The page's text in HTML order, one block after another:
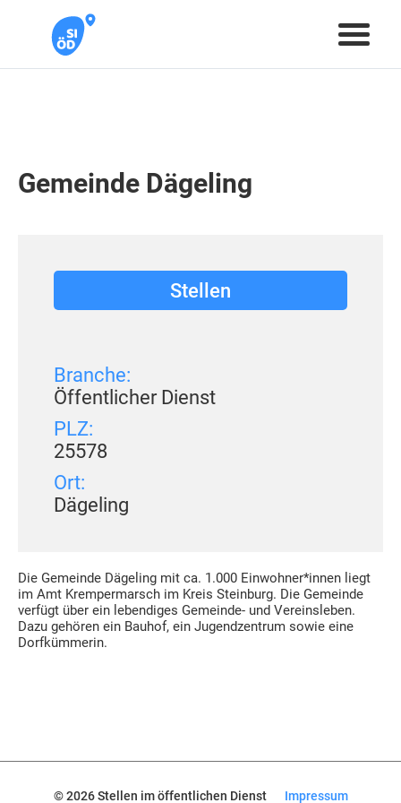
Gemeinde Dägeling
Die Gemeinde Dägeling mit ca. 1.000 Einwohner*innen liegt
im Amt Krempermarsch im Kreis Steinburg. Die Gemeinde
verfügt über ein lebendiges Gemeinde- und Vereinsleben.
Dazu gehören ein Bauhof, ein Jugendzentrum sowie eine
Dorfkümmerin.
Stellen
Branche:
Öffentlicher Dienst
PLZ:
25578
Ort:
Dägeling
© 2026 Stellen im öffentlichen Dienst Impressum